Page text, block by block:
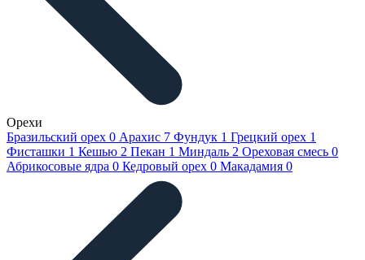
Орехи
Бразильский орех 0 Арахис 7 Фундук 1 Грецкий орех 1
Фисташки 1 Кешью 2 Пекан 1 Миндаль 2 Ореховая смесь 0
Абрикосовые ядра 0 Кедровый орех 0 Макадамия 0